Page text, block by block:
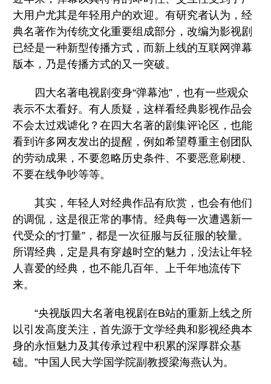
大用户尤其是年轻用户的欢迎。有研究者认为，经
典名著作为传统文化重要组成部分，改编为影视剧
已经是一种新型传播方式，而新上线的互联网弹幕
版本，乃是传播方式的又一突破。
四大名著电视剧变身“弹幕池”，也有一些观众
表示不太看好。有人质疑，这样看经典影视作品会
不会太过戏谑化？在四大名著的剧集评论区，也能
看到许多网友发出的提醒，例如希望尊重主创团队
的劳动成果，不要忽略历史条件、不要恶意刷梗、
不要在线争吵等等。
其实，年轻人对经典作品有欣赏，也会有他们
的调侃，这是很正常的事情。经典每一次遭遇新一
代受众的“打量”，都是一次征服与反征服的较量。
所谓经典，定是具有穿越时空的魅力，没法让年轻
人喜爱的经典，也不能几百年、上千年地流传下
来。
“央视版四大名著电视剧在B站的重新上线之所
以引发高度关注，首先源于文学经典和影视经典本
身的永恒魅力及其传承过程中积累的深厚群众基
础。”中国人民大学国学院副教授梁海燕认为。